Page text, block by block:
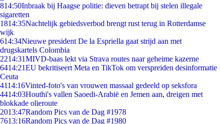
814:50Inbraak bij Haagse politie: dieven betrapt bij stelen illegale
sigaretten
1814:35Nachtelijk gebiedsverbod brengt rust terug in Rotterdamse
wijk
614:34Nieuwe president De la Espriella gaat strijd aan met
drugskartels Colombia
2214:31MIVD-baas lekt via Strava routes naar geheime kazerne
6414:21EU bekritiseert Meta en TikTok om verspreiden desinformatie
Ceuta
4114:16Vinted-foto's van vrouwen massaal gedeeld op seksfora
4414:03Houthi's vallen Saoedi-Arabië en Jemen aan, dreigen met
blokkade olieroute
2013:47Random Pics van de Dag #1978
7613:16Random Pics van de Dag #1980